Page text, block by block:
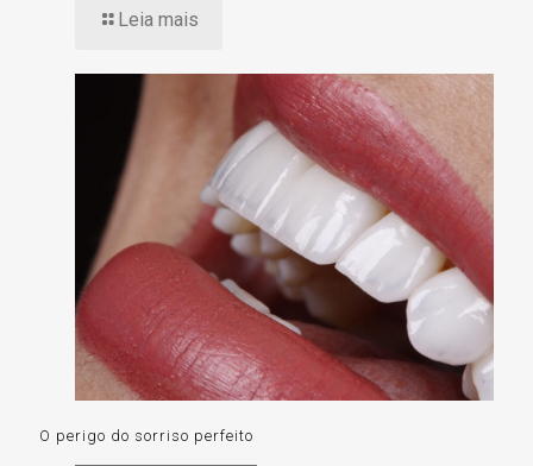
Leia mais
O perigo do sorriso perfeito